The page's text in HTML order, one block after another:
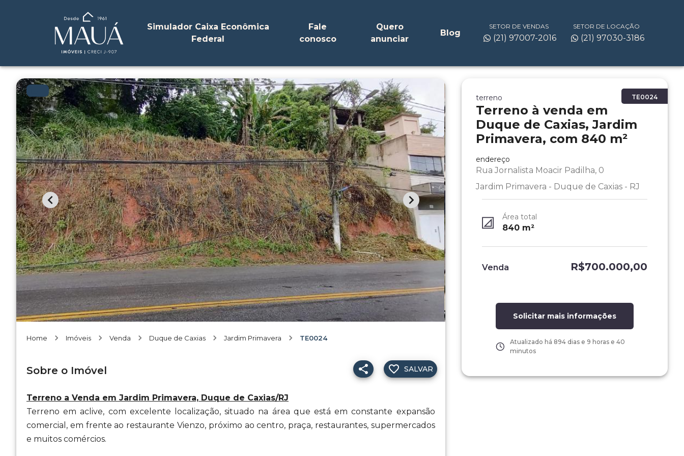
Simulador Caixa Econômica
Federal
Fale
conosco
Quero
anunciar
Blog
SETOR DE VENDAS
(21) 97007-2016
SETOR DE LOCAÇÃO
(21) 97030-3186
Home Imóveis Venda Duque de Caxias Jardim Primavera TE0024
Sobre o Imóvel
Terreno a Venda em Jardim Primavera, Duque de Caxias/RJ
Terreno em aclive, com excelente localização, situado na área que está em constante expansão
comercial, em frente ao restaurante Vienzo, próximo ao centro, praça, restaurantes, supermercados
e muitos comércios.
SALVAR
TE0024
terreno
Terreno à venda em
Duque de Caxias, Jardim
Primavera, com 840 m²
endereço
Rua Jornalista Moacir Padilha, 0
Jardim Primavera - Duque de Caxias - RJ
Área total
840m²
Venda R$700.000,00
Solicitar mais informações
Atualizado há 894 dias e 9 horas e 40
minutos